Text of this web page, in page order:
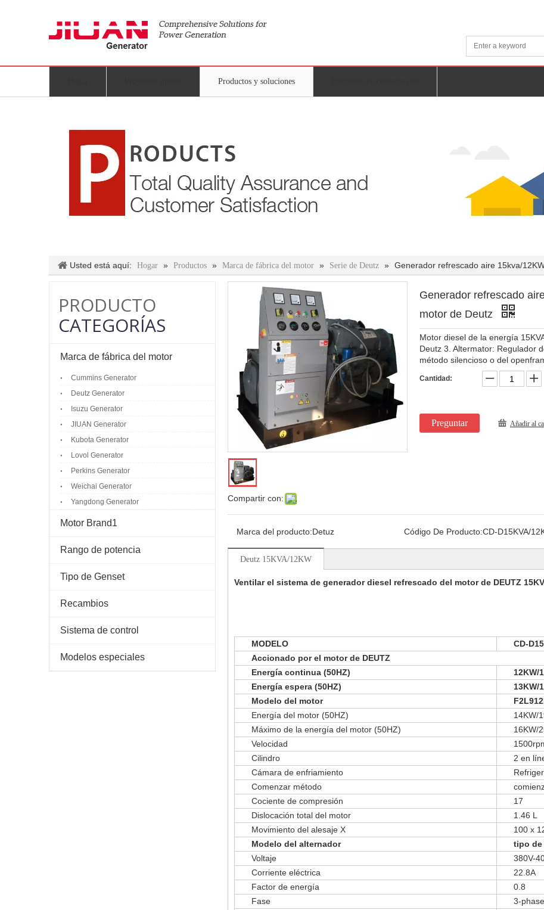
Productos y soluciones
Usted está aquí: Hogar » Productos » Marca de fábrica del motor » Serie de Deutz » Generador refrescado aire 15kva/
PRODUCTO
CATEGORÍAS
Marca de fábrica del motor
Cummins Generator
Deutz Generator
Isuzu Generator
JIUAN Generator
Kubota Generator
Lovol Generator
Perkins Generator
Weichai Generator
Yangdong Generator
Motor Brand1
Rango de potencia
Tipo de Genset
Recambios
Sistema de control
Modelos especiales
Compartir con:
Generador refrescado
motor de Deutz
Motor diesel de la energía
Deutz 3. Altermator: Regulador
método silencioso o del
Cantidad:
Preguntar Añadir al
Marca del producto:Detuz Código De Producto:CD-D15KVA/
Deutz 15KVA/12KW
Ventilar el sistema de generador diesel refrescado del motor de DEUTZ
MODELO
CD-
Accionado por el motor de DEUTZ
Energía continua (50HZ)
12KW/
Energía espera (50HZ)
13KW/
Modelo del motor
Energía del motor (50HZ)
14KW/
Máximo de la energía del motor (50HZ)
16KW/
Velocidad
Cilindro
2 en
Cámara de enfriamiento
Comenzar método
Cociente de compresión
17
Dislocación total del motor
1.46 L
Movimiento del alesaje X
100 x
Modelo del alternador
tipo de
Voltaje
380V-
Corriente eléctrica
22.8A
Factor de energía
0.8
Fase
3-